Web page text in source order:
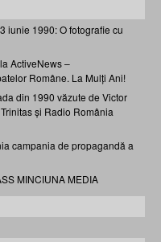
iunie 1990: O fotografie cu
ActiveNews –
Române. La Mulți Ani!
din 1990 văzute de Victor
și Radio România
campania de propagandă a
MINCIUNA MEDIA